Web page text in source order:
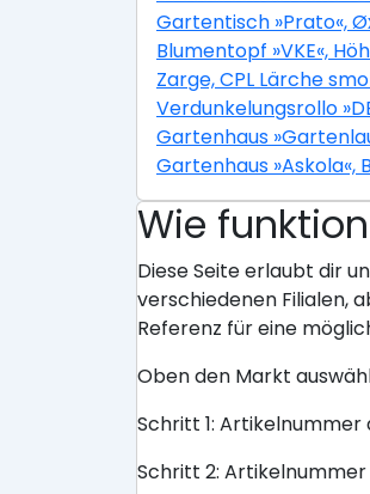
Gartentisch »Prato«,
Blumentopf »VKE«,
Zarge, CPL Lärche
Verdunkelungsrollo
Gartenhaus
Gartenhaus »Askola«,
Wie
Diese Seite erlaubt dir
verschiedenen Filialen,
Referenz für eine
Oben den Markt
Schritt 1:
Schritt 2: